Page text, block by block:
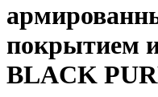
покрытием
BLACK